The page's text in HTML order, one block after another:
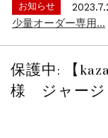
お知らせ
少量オーダー専用...
お知らせ
クレジット決済3D
保護中: 【
様 ジャー